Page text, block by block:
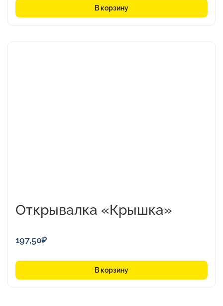
В корзину
Открывалка «Крышка»
197,50₽
В корзину